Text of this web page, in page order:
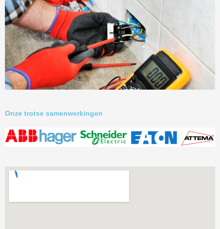
Onze trotse samenwerkingen